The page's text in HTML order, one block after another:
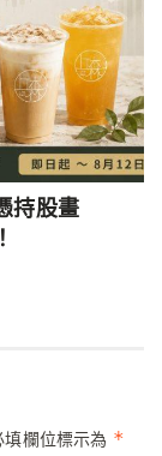
持股畫
填欄位標示為 *